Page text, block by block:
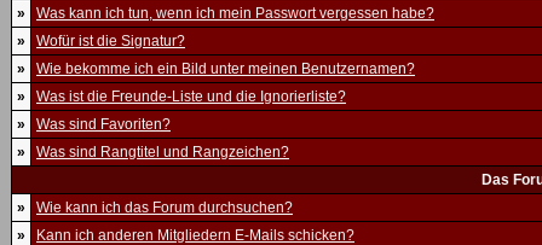
»
Was kann ich tun, wenn ich mein Passwort vergessen habe?
»
Wofür ist die Signatur?
»
Wie bekomme ich ein Bild unter meinen Benutzernamen?
»
Was ist die Freunde-Liste und die Ignorierliste?
»
Was sind Favoriten?
»
Was sind Rangtitel und Rangzeichen?
Das
»
Wie kann ich das Forum durchsuchen?
»
Kann ich anderen Mitgliedern E-Mails schicken?